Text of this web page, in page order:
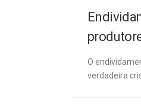
O
verdadeira